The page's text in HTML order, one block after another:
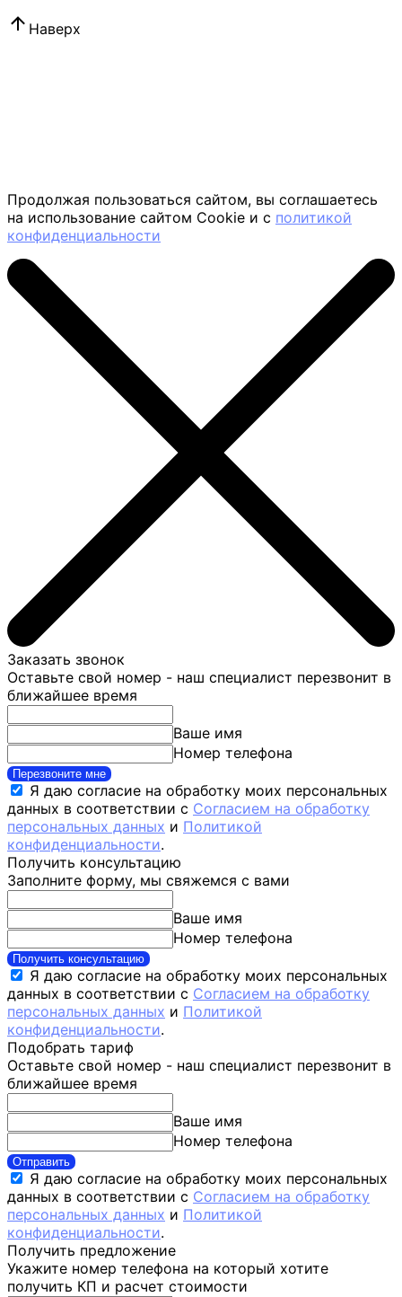
Наверх
Продолжая пользоваться сайтом, вы соглашаетесь
на использование сайтом Cookie и с политикой
конфиденциальности
Заказать звонок
Оставьте свой номер - наш специалист перезвонит в
ближайшее время
Ваше имя
Номер телефона
Перезвоните мне
Я даю согласие на обработку моих персональных
данных в соответствии с Согласием на обработку
персональных данных и Политикой
конфиденциальности.
Получить консультацию
Заполните форму, мы свяжемся с вами
Ваше имя
Номер телефона
Получить консультацию
Я даю согласие на обработку моих персональных
данных в соответствии с Согласием на обработку
персональных данных и Политикой
конфиденциальности.
Подобрать тариф
Оставьте свой номер - наш специалист перезвонит в
ближайшее время
Ваше имя
Номер телефона
Отправить
Я даю согласие на обработку моих персональных
данных в соответствии с Согласием на обработку
персональных данных и Политикой
конфиденциальности.
Получить предложение
Укажите номер телефона на который хотите
получить КП и расчет стоимости